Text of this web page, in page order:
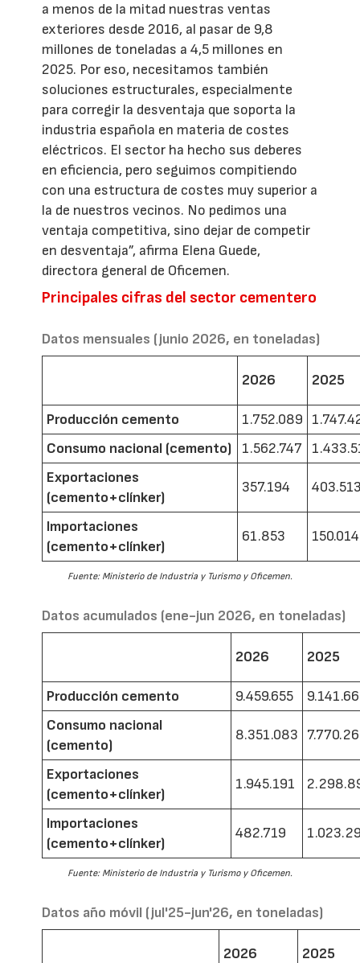
a menos de la mitad nuestras ventas
exteriores desde 2016, al pasar de 9,8
millones de toneladas a 4,5 millones en
2025. Por eso, necesitamos también
soluciones estructurales, especialmente
para corregir la desventaja que soporta la
industria española en materia de costes
eléctricos. El sector ha hecho sus deberes
en eficiencia, pero seguimos compitiendo
con una estructura de costes muy superior a
la de nuestros vecinos. No pedimos una
ventaja competitiva, sino dejar de competir
en desventaja”, afirma Elena Guede,
directora general de Oficemen.
Principales cifras del sector cementero
Datos mensuales (junio 2026, en toneladas)
2026 2025
Producción cemento 1.752.089
Consumo nacional (cemento)
1.562.747
Exportaciones
(cemento+clínker)
357.194
Importaciones
(cemento+clínker)
61.853 150.014
Fuente: Ministerio de Industria y Turismo y Oficemen.
Datos acumulados (ene-jun 2026, en toneladas)
2026 2025
Producción cemento 9.459.655
Consumo nacional
(cemento)
8.351.083
Exportaciones
(cemento+clínker)
1.945.191
Importaciones
(cemento+clínker)
482.719
Fuente: Ministerio de Industria y Turismo y Oficemen.
Datos año móvil (jul'25-jun'26, en toneladas)
2026 2025